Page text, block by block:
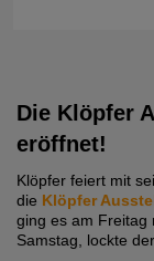
Die Klöpfer
eröffnet!
Klöpfer feiert mit
die Klöpfer
ging es am Freitag
Samstag, lockte